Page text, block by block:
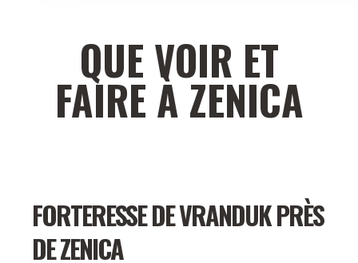
QUE VOIR ET
FAIRE À ZENICA
FORTERESSE DE VRANDUK PRÈS
DE ZENICA